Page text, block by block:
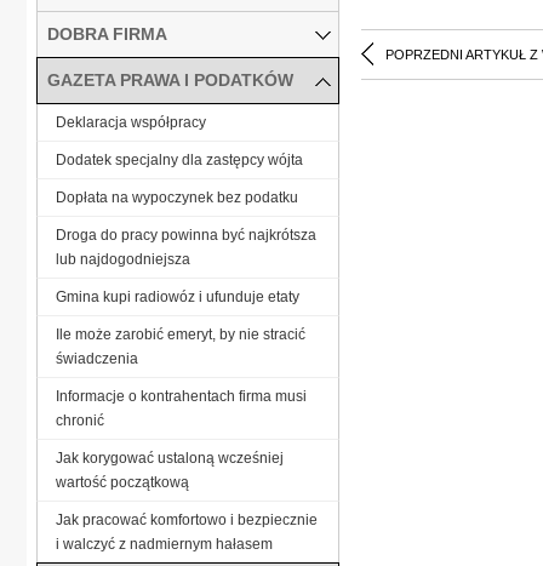
POPRZEDNI ARTYKUŁ Z
DOBRA FIRMA
GAZETA PRAWA I PODATKÓW
Deklaracja współpracy
Dodatek specjalny dla zastępcy wójta
Dopłata na wypoczynek bez podatku
Droga do pracy powinna być najkrótsza
lub najdogodniejsza
Gmina kupi radiowóz i ufunduje etaty
Ile może zarobić emeryt, by nie stracić
świadczenia
Informacje o kontrahentach firma musi
chronić
Jak korygować ustaloną wcześniej
wartość początkową
Jak pracować komfortowo i bezpiecznie
i walczyć z nadmiernym hałasem